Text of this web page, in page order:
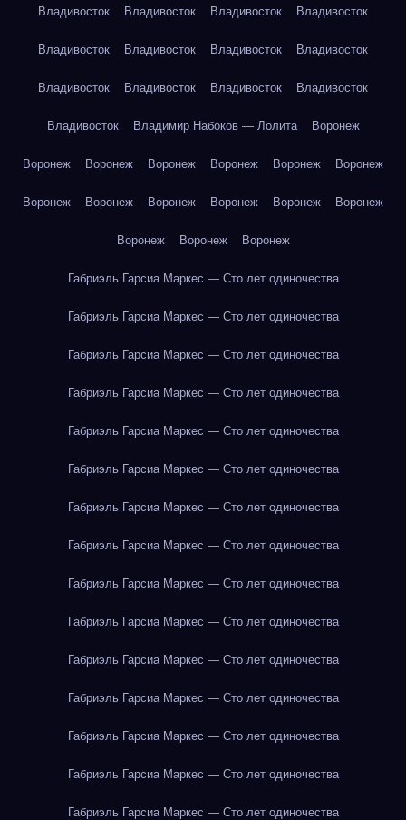
Владивосток Владивосток Владивосток Владивосток
Владивосток Владивосток Владивосток Владивосток
Владивосток Владивосток Владивосток Владивосток
Владивосток Владимир Набоков — Лолита Воронеж
Воронеж Воронеж Воронеж Воронеж Воронеж Воронеж
Воронеж Воронеж Воронеж Воронеж Воронеж Воронеж
Воронеж Воронеж Воронеж
Габриэль Гарсиа Маркес — Сто лет одиночества
Габриэль Гарсиа Маркес — Сто лет одиночества
Габриэль Гарсиа Маркес — Сто лет одиночества
Габриэль Гарсиа Маркес — Сто лет одиночества
Габриэль Гарсиа Маркес — Сто лет одиночества
Габриэль Гарсиа Маркес — Сто лет одиночества
Габриэль Гарсиа Маркес — Сто лет одиночества
Габриэль Гарсиа Маркес — Сто лет одиночества
Габриэль Гарсиа Маркес — Сто лет одиночества
Габриэль Гарсиа Маркес — Сто лет одиночества
Габриэль Гарсиа Маркес — Сто лет одиночества
Габриэль Гарсиа Маркес — Сто лет одиночества
Габриэль Гарсиа Маркес — Сто лет одиночества
Габриэль Гарсиа Маркес — Сто лет одиночества
Габриэль Гарсиа Маркес — Сто лет одиночества